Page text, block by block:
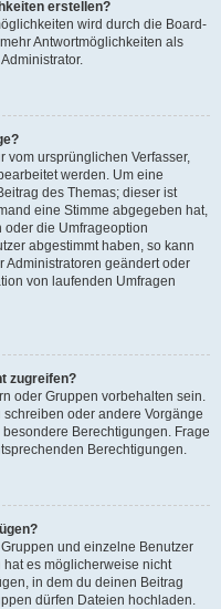
erstellen?
wird durch die Board-
Antwortmöglichkeiten als
vom ursprünglichen Verfasser,
werden. Um eine
des Themas; dieser ist
eine Stimme abgegeben hat,
die Umfrageoption
abgestimmt haben, so kann
Administratoren geändert oder
von laufenden Umfragen
zugreifen?
oder Gruppen vorbehalten sein.
oder andere Vorgänge
Berechtigungen. Frage
Berechtigungen.
und einzelne Benutzer
es möglicherweise nicht
in dem du deinen Beitrag
dürfen Dateien hochladen.